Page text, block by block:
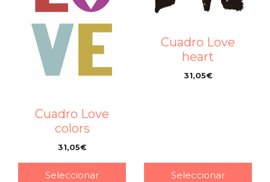
Cuadro Love
colors
31,05€
Seleccionar
Cuadro Love
heart
31,05€
Seleccionar